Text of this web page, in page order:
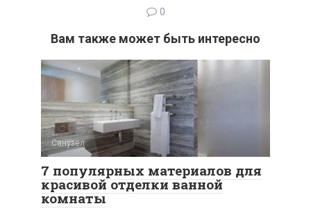
0
Вам также может быть интересно
Санузел
7 популярных материалов для
красивой отделки ванной
комнаты